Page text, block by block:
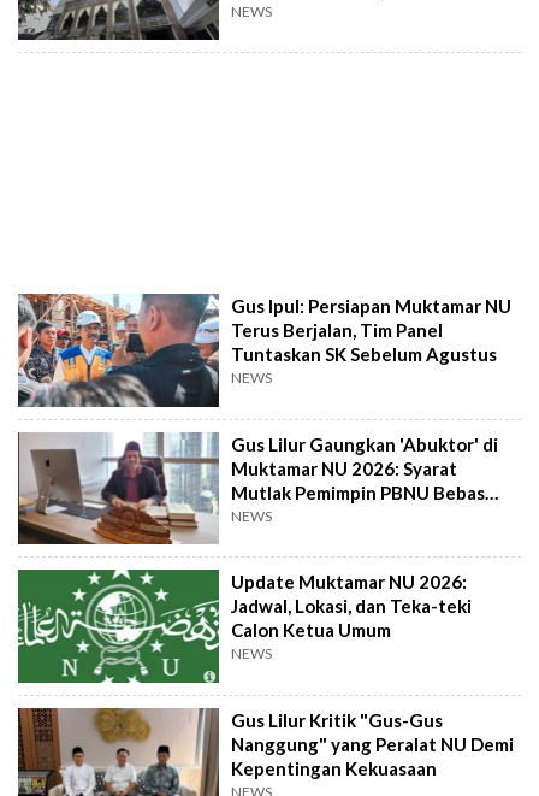
NEWS
Gus Ipul: Persiapan Muktamar NU
Terus Berjalan, Tim Panel
Tuntaskan SK Sebelum Agustus
NEWS
Gus Lilur Gaungkan 'Abuktor' di
Muktamar NU 2026: Syarat
Mutlak Pemimpin PBNU Bebas
Korupsi
NEWS
Update Muktamar NU 2026:
Jadwal, Lokasi, dan Teka-teki
Calon Ketua Umum
NEWS
Gus Lilur Kritik "Gus-Gus
Nanggung" yang Peralat NU Demi
Kepentingan Kekuasaan
NEWS